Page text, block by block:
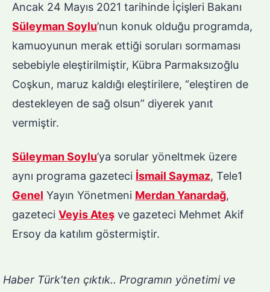
Ancak 24 Mayıs 2021 tarihinde İçişleri Bakanı
Süleyman Soylu’nun konuk olduğu programda,
kamuoyunun merak ettiği soruları sormaması
sebebiyle eleştirilmiştir, Kübra Parmaksızoğlu
Coşkun, maruz kaldığı eleştirilere, “eleştiren de
destekleyen de sağ olsun” diyerek yanıt
vermiştir.
Süleyman Soylu’ya sorular yöneltmek üzere
aynı programa gazeteci İsmail Saymaz, Tele1
Genel Yayın Yönetmeni Merdan Yanardağ,
gazeteci Veyis Ateş ve gazeteci Mehmet Akif
Ersoy da katılım göstermiştir.
Haber Türk'ten çıktık.. Programın yönetimi ve